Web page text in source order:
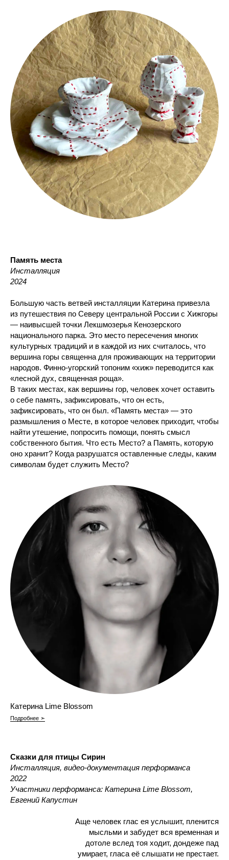
Память места
Инсталляция
2024
Большую часть ветвей инсталляции Катерина привезла
из путешествия по Северу центральной России с Хижгоры
— наивысшей точки Лекшмозерья Кенозерского
национального парка. Это место пересечения многих
культурных традиций и в каждой из них считалось, что
вершина горы священна для проживающих на территории
народов. Финно-угорский топоним «хиж» переводится как
«лесной дух, священная роща».
В таких местах, как вершины гор, человек хочет оставить
о себе память, зафиксировать, что он есть,
зафиксировать, что он был. «Память места» — это
размышления о Месте, в которое человек приходит, чтобы
найти утешение, попросить помощи, понять смысл
собственного бытия. Что есть Место? а Память, которую
оно хранит? Когда разрушатся оставленные следы, каким
символам будет служить Место?
Катерина Lime Blossom
Подробнее ➣
Сказки для птицы Сирин
Инсталляция, видео-документация перформанса
2022
Участники перформанса: Катерина Lime Blossom,
Евгений Капустин
Аще человек глас ея услышит, пленится
мысльми и забудет вся временная и
дотоле вслед тоя ходит, дондеже пад
умирает, гласа её слышати не престает.